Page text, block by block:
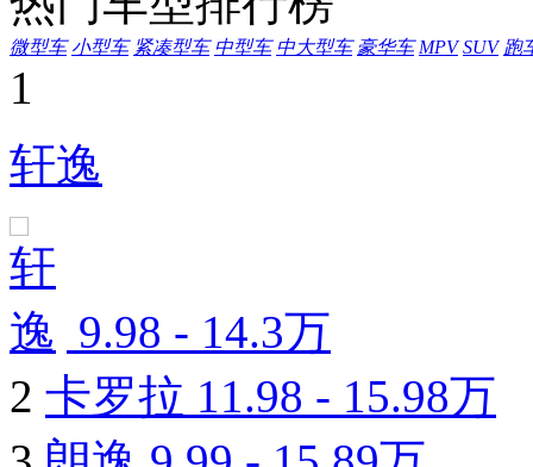
微型车 小型车 紧凑型车 中型车 中大型车 豪华车 MPV SUV 跑
1
轩逸
9.98 - 14.3万
2 卡罗拉 11.98 - 15.98万